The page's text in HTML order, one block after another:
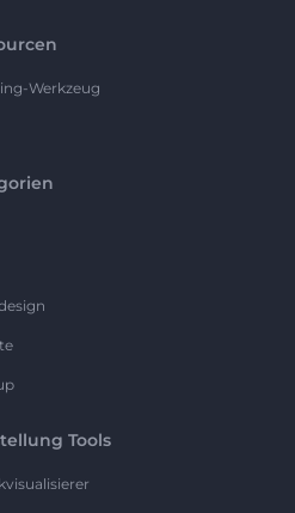
Werkzeug
Tools